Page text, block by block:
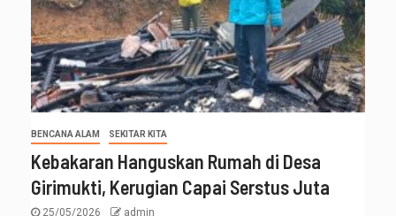
BENCANA ALAM SEKITAR KITA
Kebakaran Hanguskan Rumah di Desa
Girimukti, Kerugian Capai Serstus Juta
25/05/2026 admin